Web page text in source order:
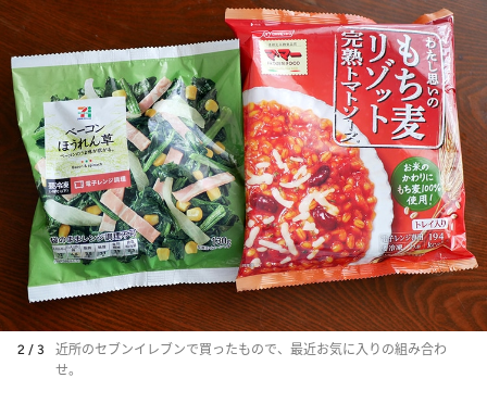
2 / 3
近所のセブンイレブンで買ったもので、最近お気に入りの組み合わ
せ。